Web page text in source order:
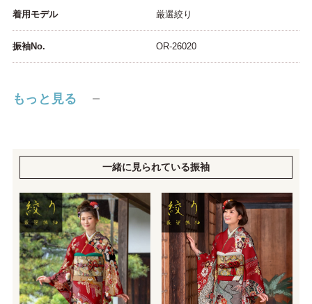
着用モデル 厳選絞り
振袖No. OR-26020
もっと見る
一緒に見られている振袖